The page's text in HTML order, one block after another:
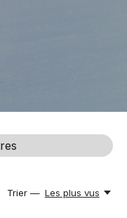
Trier — Les plus vus